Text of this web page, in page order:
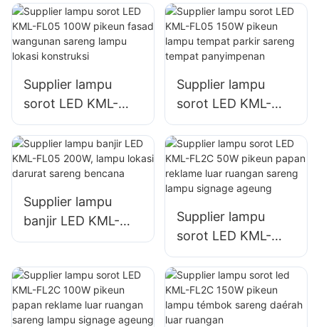
Supplier lampu
sorot LED KML-
FL05 100W pikeun
fasad wangunan
sareng lampu lokasi
konstruksi
Supplier lampu
sorot LED KML-
FL05 150W pikeun
lampu tempat
parkir sareng
tempat
Supplier lampu
banjir LED KML-
FL05 200W, lampu
sareng bencana
Supplier lampu
sorot LED KML-
FL2C 50W pikeun
papan reklame luar
ruangan sareng
lampu signage